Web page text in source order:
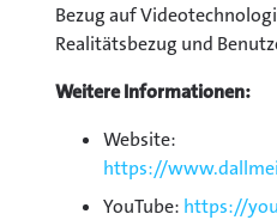
Bezug auf
Realitätsbezug und
Weitere Informationen:
Website:
https://
YouTube: https://